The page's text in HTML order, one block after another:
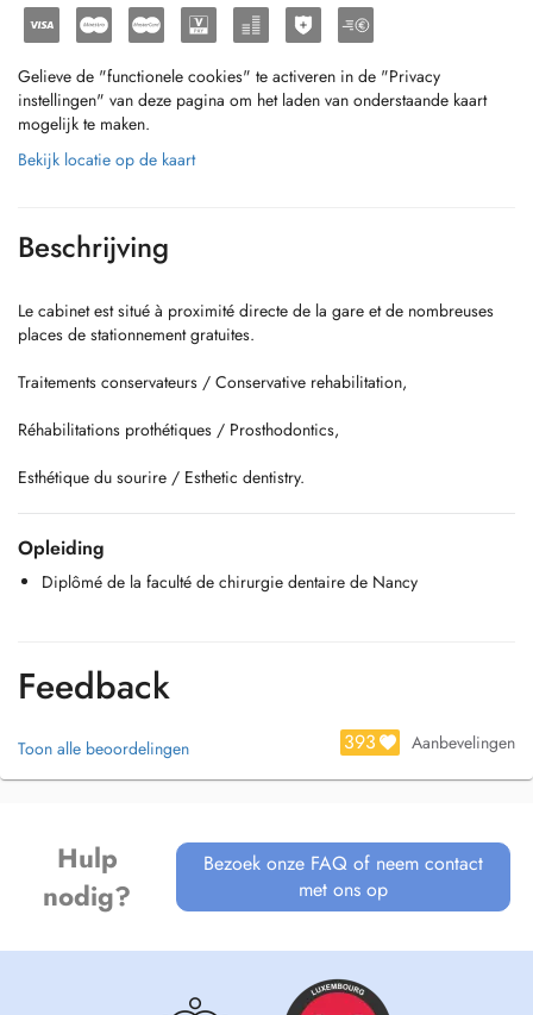
Gelieve de "functionele cookies" te activeren in de "Privacy
instellingen" van deze pagina om het laden van onderstaande kaart
mogelijk te maken.
Bekijk locatie op de kaart
Beschrijving
Le cabinet est situé à proximité directe de la gare et de nombreuses
places de stationnement gratuites.
Traitements conservateurs / Conservative rehabilitation,
Réhabilitations prothétiques / Prosthodontics,
Esthétique du sourire / Esthetic dentistry.
Opleiding
Diplômé de la faculté de chirurgie dentaire de Nancy
Feedback
Toon alle beoordelingen 393 Aanbevelingen
Hulp
nodig?
Bezoek onze FAQ of neem contact
met ons op